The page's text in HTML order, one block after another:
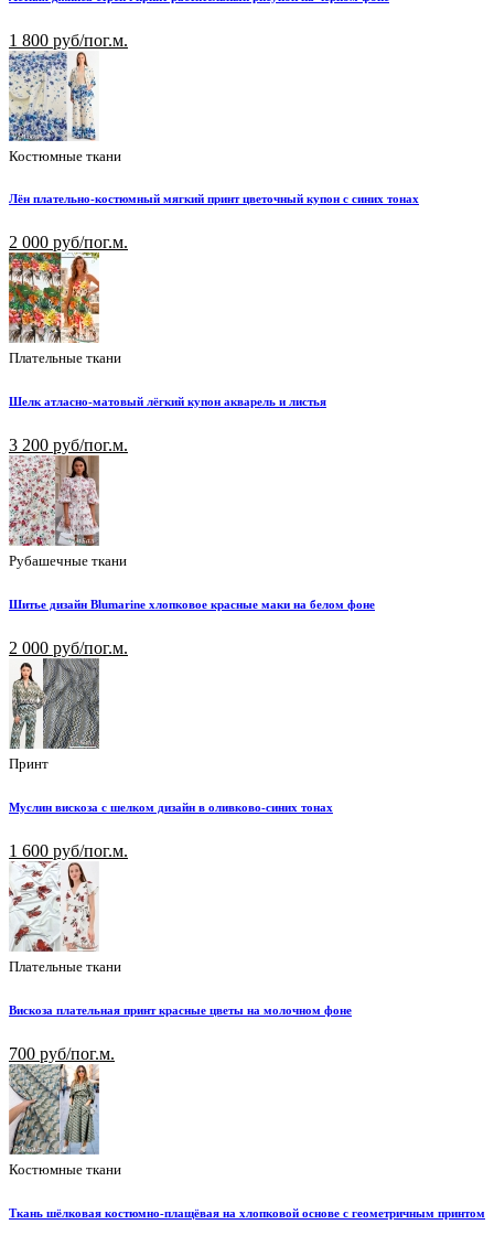
1 800 руб/пог.м.
Костюмные ткани
Лён плательно-костюмный мягкий принт цветочный купон с синих тонах
2 000 руб/пог.м.
Плательные ткани
Шелк атласно-матовый лёгкий купон акварель и листья
3 200 руб/пог.м.
Рубашечные ткани
Шитье дизайн Blumarine хлопковое красные маки на белом фоне
2 000 руб/пог.м.
Принт
Муслин вискоза с шелком дизайн в оливково-синих тонах
1 600 руб/пог.м.
Плательные ткани
Вискоза плательная принт красные цветы на молочном фоне
700 руб/пог.м.
Костюмные ткани
Ткань шёлковая костюмно-плащёвая на хлопковой основе с геометричным принтом